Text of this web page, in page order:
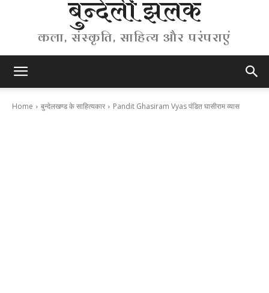
बुन्देली झलक
कला, संस्कृति, साहित्य और परंपराएं
Home बुन्देलखण्ड के साहित्यकार Pandit Ghasiram Vyas पंडित घासीराम व्यास